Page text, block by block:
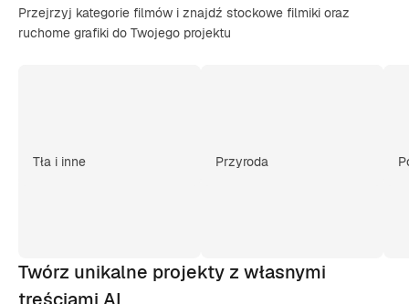
Przejrzyj kategorie filmów i znajdź stockowe filmiki oraz
ruchome grafiki do Twojego projektu
Tła i inne Przyroda
Twórz unikalne projekty z własnymi